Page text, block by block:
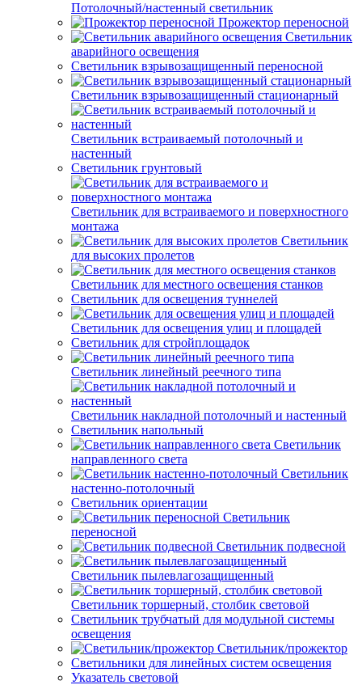
Потолочный/настенный светильник
Прожектор переносной
Светильник
аварийного освещения
Светильник взрывозащищенный переносной
Светильник взрывозащищенный стационарный
Светильник встраиваемый потолочный и
настенный
Светильник грунтовый
Светильник для встраиваемого и поверхностного
монтажа
Светильник
для высоких пролетов
Светильник для местного освещения станков
Светильник для освещения туннелей
Светильник для освещения улиц и площадей
Светильник для стройплощадок
Светильник линейный реечного типа
Светильник накладной потолочный и настенный
Светильник напольный
Светильник
направленного света
Светильник
настенно-потолочный
Светильник ориентации
Светильник
переносной
Светильник подвесной
Светильник пылевлагозащищенный
Светильник торшерный, столбик световой
Светильник трубчатый для модульной системы
освещения
Светильник/прожектор
Светильники для линейных систем освещения
Указатель световой